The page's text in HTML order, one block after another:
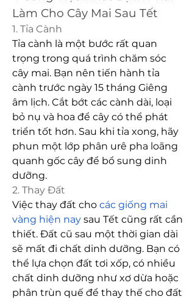
Làm Cho Cây Mai Sau Tết
1. Tỉa Cành
Tỉa cành là một bước rất quan
trọng trong quá trình chăm sóc
cây mai. Bạn nên tiến hành tỉa
cành trước ngày 15 tháng Giêng
âm lịch. Cắt bớt các cành dài, loại
bỏ nụ và hoa để cây có thể phát
triển tốt hơn. Sau khi tỉa xong, hãy
phun một lớp phân urê pha loãng
quanh gốc cây để bổ sung dinh
dưỡng.
2. Thay Đất
Việc thay đất cho các giống mai
vàng hiện nay sau Tết cũng rất cần
thiết. Đất cũ sau một thời gian dài
sẽ mất đi chất dinh dưỡng. Bạn có
thể lựa chọn đất tơi xốp, có nhiều
chất dinh dưỡng như xơ dừa hoặc
phân trùn quế để thay thế cho đất